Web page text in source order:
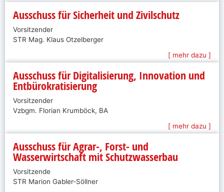
Ausschuss für Sicherheit und Zivilschutz
Vorsitzender
STR Mag. Klaus Otzelberger
[ mehr dazu ]
Ausschuss für Digitalisierung, Innovation und
Entbürokratisierung
Vorsitzender
Vzbgm. Florian Krumböck, BA
[ mehr dazu ]
Ausschuss für Agrar-, Forst- und
Wasserwirtschaft mit Schutzwasserbau
Vorsitzende
STR Marion Gabler-Söllner